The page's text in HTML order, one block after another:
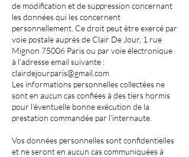
de modification et de suppression concernant
les données qui les concernent
personnellement. Ce droit peut être exercé par
voie postale auprès de Clair De Jour, 1 rue
Mignon 75006 Paris ou par voie électronique
à l’adresse email suivante :
clairdejourparis@gmail.com
Les informations personnelles collectées ne
sont en aucun cas confiées à des tiers hormis
pour l’éventuelle bonne exécution de la
prestation commandée par l’internaute.
Vos données personnelles sont confidentielles
et ne seront en aucun cas communiquées à